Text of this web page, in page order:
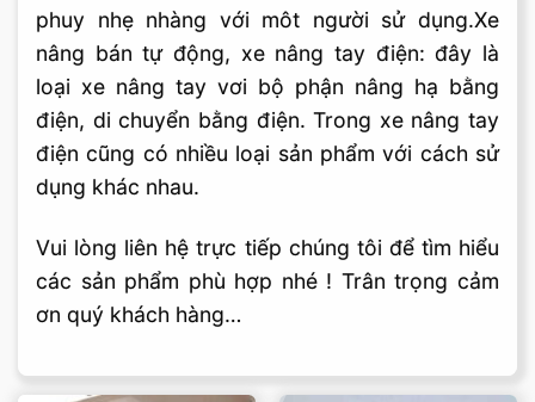
phuy nhẹ nhàng với môt người sử dụng.Xe
nâng bán tự động, xe nâng tay điện: đây là
loại xe nâng tay vơi bộ phận nâng hạ bằng
điện, di chuyển bằng điện. Trong xe nâng tay
điện cũng có nhiều loại sản phẩm với cách sử
dụng khác nhau.
Vui lòng liên hệ trực tiếp chúng tôi để tìm hiểu
các sản phẩm phù hợp nhé ! Trân trọng cảm
ơn quý khách hàng…